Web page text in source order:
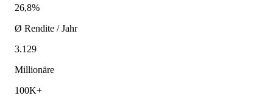
26,8%
Ø Rendite / Jahr
3.129
Millionäre
100K+